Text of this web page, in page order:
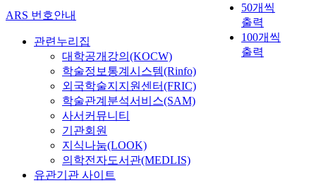
50개씩
출력
100개씩
출력
ARS 번호안내
관련누리집
대학공개강의(KOCW)
학술정보통계시스템(Rinfo)
외국학술지지원센터(FRIC)
학술관계분석서비스(SAM)
사서커뮤니티
기관회원
지식나눔(LOOK)
의학전자도서관(MEDLIS)
유관기관 사이트